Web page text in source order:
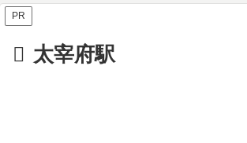
PR
太宰府駅